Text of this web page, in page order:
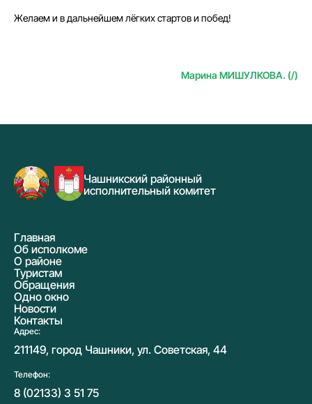
Желаем и в дальнейшем лёгких стартов и побед!
Марина МИШУЛКОВА. (/)
Чашникский районный
исполнительный комитет
Главная
Об исполкоме
О районе
Туристам
Обращения
Одно окно
Новости
Контакты
Адрес:
211149, город Чашники, ул. Советская, 44
Телефон:
8 (02133) 3 51 75